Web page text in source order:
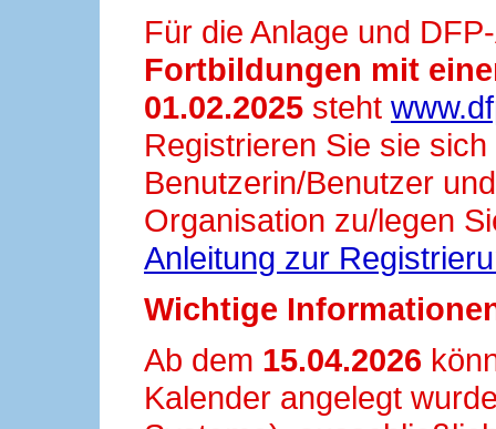
Für die Anlage und
Fortbildungen mit
01.02.2025 steht
Registrieren Sie sie
Benutzerin/Benutzer
Organisation zu/legen
Anleitung zur
Wichtige
Ab dem 15.04.2026
Kalender angelegt